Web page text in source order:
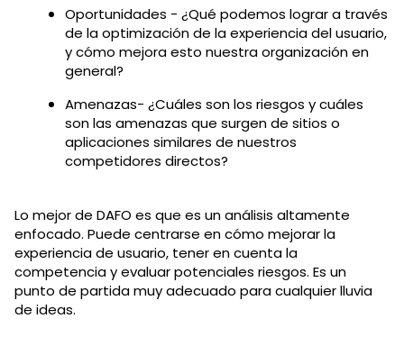
Oportunidades - ¿Qué podemos lograr a través
de la optimización de la experiencia del usuario,
y cómo mejora esto nuestra organización en
general?
Amenazas- ¿Cuáles son los riesgos y cuáles
son las amenazas que surgen de sitios o
aplicaciones similares de nuestros
competidores directos?
Lo mejor de DAFO es que es un análisis altamente
enfocado. Puede centrarse en cómo mejorar la
experiencia de usuario, tener en cuenta la
competencia y evaluar potenciales riesgos. Es un
punto de partida muy adecuado para cualquier lluvia
de ideas.